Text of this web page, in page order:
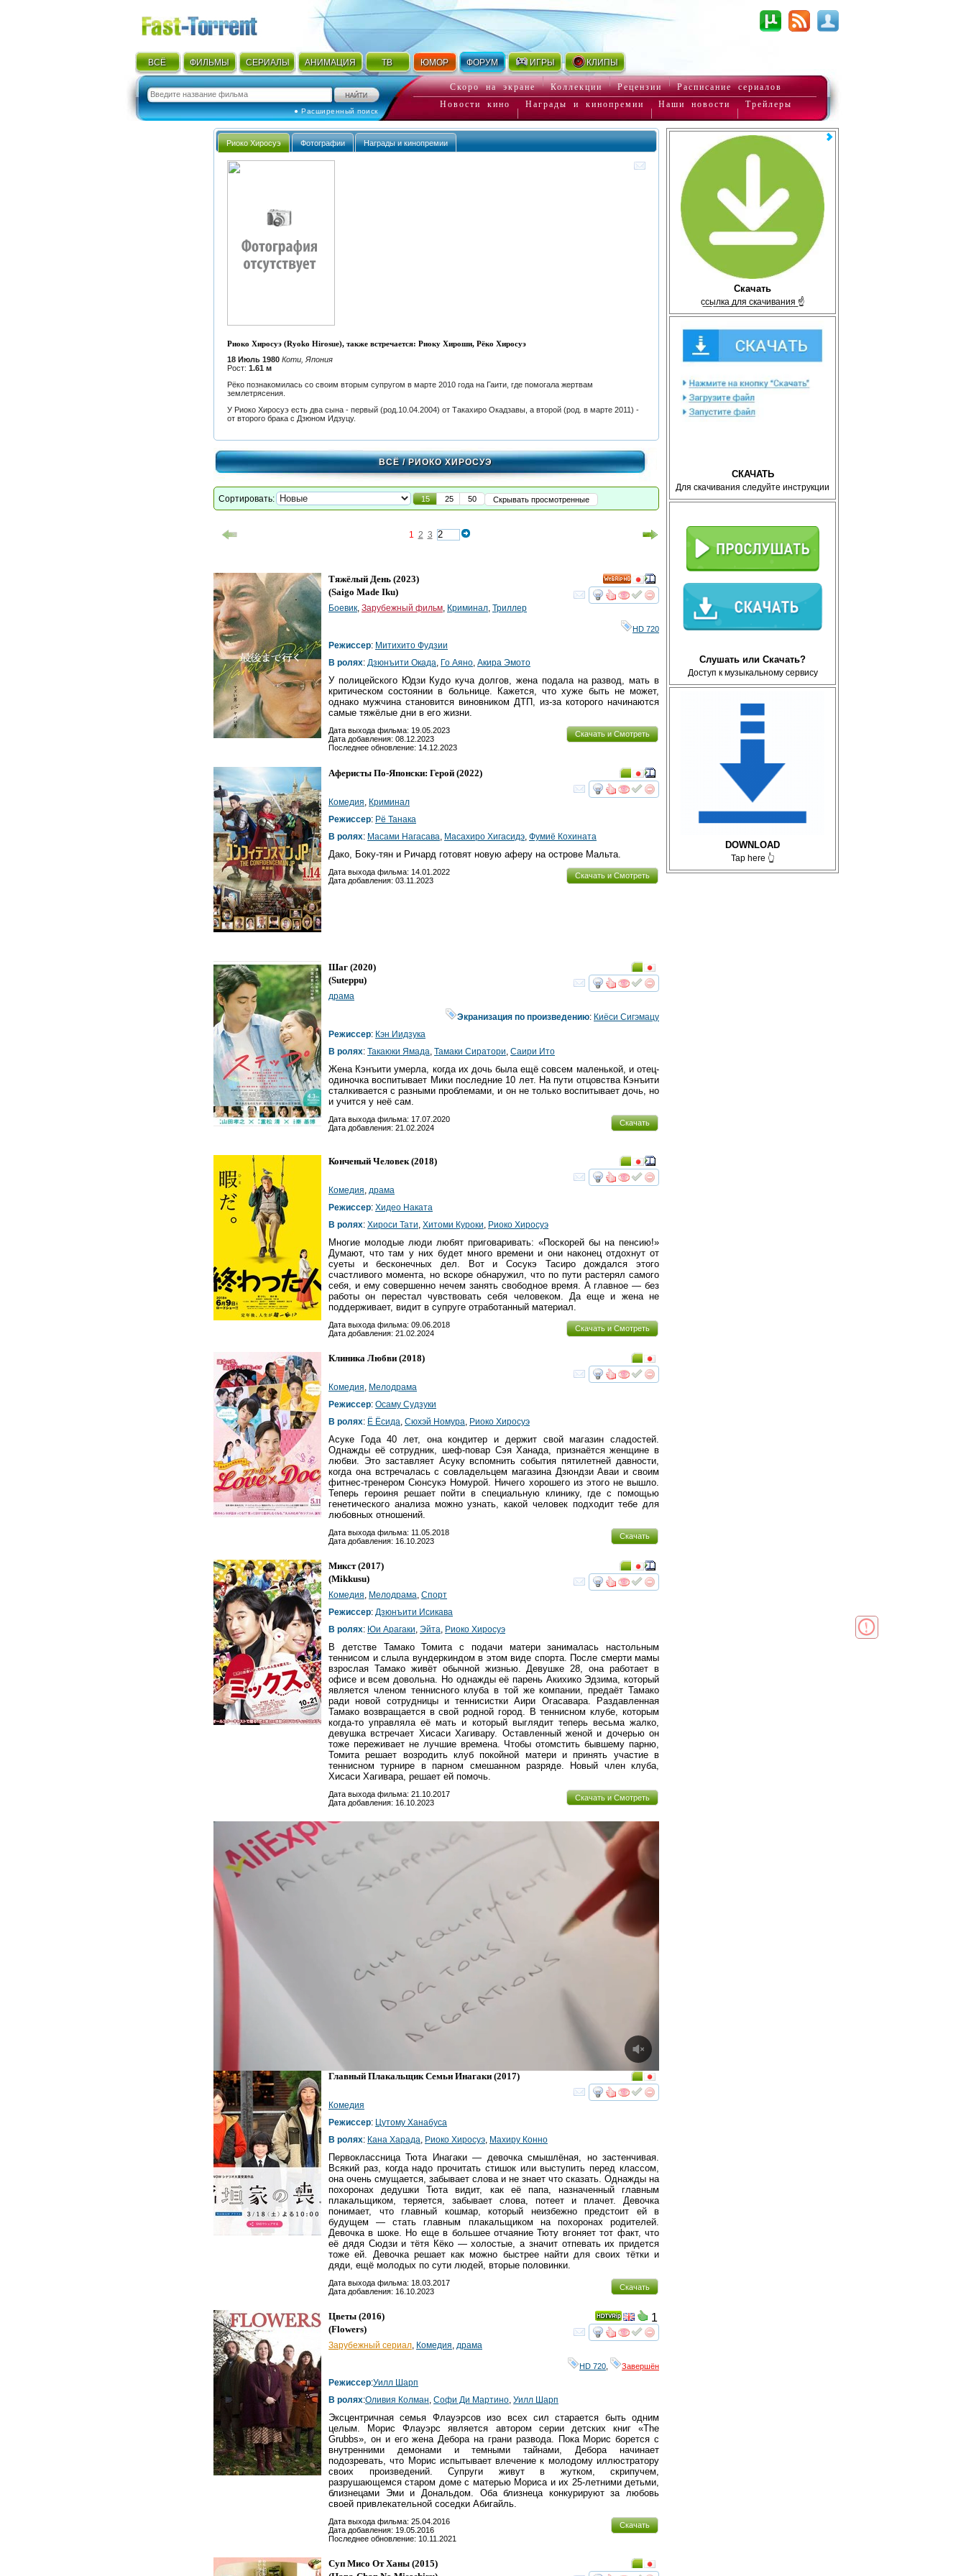
ВСЁ ФИЛЬМЫ СЕРИАЛЫ АНИМАЦИЯ ТВ ЮМОР ФОРУМ ИГРЫ КЛИПЫ
● Расширенный поиск
Скоро на экране Коллекции Рецензии
Расписание сериалов
Новости кино
Награды и кинопремии Наши новости Трейлеры
Скачать
с̲с̲ы̲л̲к̲а̲ ̲д̲л̲я̲ ̲с̲к̲а̲ч̲и̲в̲а̲н̲и̲я̲ ☝
СКАЧАТЬ
Для скачивания следуйте инструкции
Слушать или Скачать?
Доступ к музыкальному сервису
DOWNLOAD
Tap here 👆
Риоко Хиросуэ Фотографии Награды и кинопремии
Риоко Хиросуэ (Ryoko Hirosue), также встречается: Риоку Хироши, Рёко Хиросуэ
18 Июль 1980 Коти, Япония
Рост: 1.61 м
Рёко познакомилась со своим вторым супругом в марте 2010 года на Гаити, где помогала жертвам
землетрясения.
У Риоко Хиросуэ есть два сына - первый (род.10.04.2004) от Такахиро Окадзавы, а второй (род. в марте 2011) -
от второго брака с Дзюном Идзуцу.
ВСЁ/ РИОКО ХИРОСУЭ
Сортировать: 15 25 50 Скрывать просмотренные
1 2 3
смотретьинтересует
HD
Тяжёлый День (2023)
(Saigo Made Iku)
Боевик, Зарубежный фильм, Криминал, Триллер
HD 720
Режиссер: Митихито Фудзии
В ролях: Дзюнъити Окада, Го Аяно, Акира Эмото
У полицейского Юдзи Кудо куча долгов, жена подала на развод, мать в
критическом состоянии в больнице. Кажется, что хуже быть не может,
однако мужчина становится виновником ДТП, из-за которого начинаются
самые тяжёлые дни в его жизни.
Скачать и Смотреть
Дата выхода фильма: 19.05.2023
Дата добавления: 08.12.2023
Последнее обновление: 14.12.2023
смотретьинтересует
Аферисты По-Японски: Герой (2022)
Комедия, Криминал
Режиссер: Рё Танака
В ролях: Масами Нагасава, Масахиро Хигасидэ, Фумиё Кохината
Дако, Боку-тян и Ричард готовят новую аферу на острове Мальта.
Скачать и Смотреть
Дата выхода фильма: 14.01.2022
Дата добавления: 03.11.2023
смотретьинтересует
Шаг (2020)
(Suteppu)
драма
Экранизация по произведению: Киёси Сигэмацу
Режиссер: Кэн Иидзука
В ролях: Такаюки Ямада, Тамаки Сиратори, Саири Ито
Жена Кэнъити умерла, когда их дочь была ещё совсем маленькой, и отец-
одиночка воспитывает Мики последние 10 лет. На пути отцовства Кэнъити
сталкивается с разными проблемами, и он не только воспитывает дочь, но
и учится у неё сам.
Скачать
Дата выхода фильма: 17.07.2020
Дата добавления: 21.02.2024
смотретьинтересует
Конченый Человек(2018)
Комедия, драма
Режиссер: Хидео Наката
В ролях: Хироси Тати, Хитоми Куроки, Риоко Хиросуэ
Многие молодые люди любят приговаривать: «Поскорей бы на пенсию!»
Думают, что там у них будет много времени и они наконец отдохнут от
суеты и бесконечных дел. Вот и Сосукэ Тасиро дождался этого
счастливого момента, но вскоре обнаружил, что по пути растерял самого
себя, и ему совершенно нечем занять свободное время. А главное — без
работы он перестал чувствовать себя человеком. Да еще и жена не
поддерживает, видит в супруге отработанный материал.
Скачать и Смотреть
Дата выхода фильма: 09.06.2018
Дата добавления: 21.02.2024
смотретьинтересует
Клиника Любви (2018)
Комедия, Мелодрама
Режиссер: Осаму Судзуки
В ролях: Ё Ёсида, Сюхэй Номура, Риоко Хиросуэ
Асуке Года 40 лет, она кондитер и держит свой магазин сладостей.
Однажды её сотрудник, шеф-повар Сэя Ханада, признаётся женщине в
любви. Это заставляет Асуку вспомнить события пятилетней давности,
когда она встречалась с совладельцем магазина Дзюндзи Аваи и своим
фитнес-тренером Сюнсукэ Номурой. Ничего хорошего из этого не вышло.
Теперь героиня решает пойти в специальную клинику, где с помощью
генетического анализа можно узнать, какой человек подходит тебе для
любовных отношений.
Скачать
Дата выхода фильма: 11.05.2018
Дата добавления: 16.10.2023
смотретьинтересует
Микст(2017)
(Mikkusu)
Комедия Мелодрама Спорт
Режиссер: Дзюнъити Исикава
В ролях: Юи Арагаки Эйта Риоко Хиросуэ
В детстве Тамако Томита с подачи матери занималась настольным
теннисом и слыла вундеркиндом в этом виде спорта. После смерти мамы
взрослая Тамако живёт обычной жизнью. Девушке 28, она работает в
офисе и всем довольна. Но однажды её парень Акихико Эдзима, который
является членом теннисного клуба в той же компании, предаёт Тамако
ради новой сотрудницы и теннисистки Аири Огасавара. Раздавленная
Тамако возвращается в свой родной город. В теннисном клубе, которым
когда-то управляла её мать и который выглядит теперь весьма жалко,
девушка встречает Хисаси Хагивару. Оставленный женой и дочерью он
тоже переживает не лучшие времена. Чтобы отомстить бывшему парню,
Томита решает возродить клуб покойной матери и принять участие в
теннисном турнире в парном смешанном разряде. Новый член клуба,
Хисаси Хагивара, решает ей помочь.
Скачать и Смотреть
Дата выхода фильма: 21.10.2017
Дата добавления: 16.10.2023
смотретьинтересует
Главный Плакальщик Семьи Инагаки (2017)
Комедия
Режиссер: Цутому Ханабуса
В ролях: Кана Харада, Риоко Хиросуэ, Махиру Конно
Первоклассница Тюта Инагаки — девочка смышлёная, но застенчивая.
Всякий раз, когда надо прочитать стишок или выступить перед классом,
она очень смущается, забывает слова и не знает что сказать. Однажды на
похоронах дедушки Тюта видит, как её папа, назначенный главным
плакальщиком, теряется, забывает слова, потеет и плачет. Девочка
понимает, что главный кошмар, который неизбежно предстоит ей в
будущем — стать главным плакальщиком на похоронах родителей.
Девочка в шоке. Но еще в большее отчаяние Тюту вгоняет тот факт, что
её дядя Сюдзи и тётя Кёко — холостые, а значит отпевать их придется
тоже ей. Девочка решает как можно быстрее найти для своих тётки и
дяди, ещё молодых по сути людей, вторые половинки.
Скачать
Дата выхода фильма: 18.03.2017
Дата добавления: 16.10.2023
смотретьинтересует
1
Цветы (2016)
(Flowers)
Зарубежный сериал, Комедия, драма
HD 720 Завершён
Режиссер:Уилл Шарп
В ролях:Оливия Колман, Софи Ди Мартино, Уилл Шарп
Эксцентричная семья Флауэрсов изо всех сил старается быть одним
целым. Морис Флауэрс является автором серии детских книг «The
Grubbs», он и его жена Дебора на грани развода. Пока Морис борется с
внутренними демонами и темными тайнами, Дебора начинает
подозревать, что Морис испытывает влечение к молодому иллюстратору
своих произведений. Супруги живут в жутком, скрипучем,
разрушающемся старом доме с матерью Мориса и их 25-летними детьми,
близнецами Эми и Дональдом. Оба близнеца конкурируют за любовь
своей привлекательной соседки Абигайль.
Скачать
Дата выхода фильма: 25.04.2016
Дата добавления: 19.05.2016
Последнее обновление: 10.11.2021
Суп Мисо От Ханы (2015)